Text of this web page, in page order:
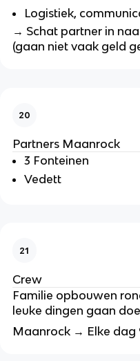
Logistiek,
→ Schat partner in
(gaan niet vaak geld
20
Partners Maanrock
3 Fonteinen
Vedett
21
Crew
Familie opbouwen
leuke dingen gaan
Maanrock → Elke dag